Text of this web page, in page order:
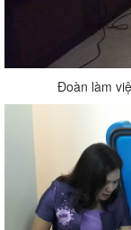
Đoàn làm